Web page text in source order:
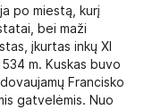
po miestą, kurį
bei maži
įkurtas inkų XI
m. Kuskas buvo
Francisko
gatvelėmis. Nuo